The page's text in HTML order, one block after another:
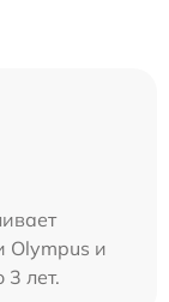
Olympus и
3 лет.